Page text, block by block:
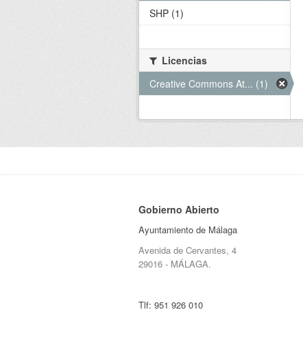
SHP (1)
Licencias
Creative Commons At... (1)
Gobierno Abierto
Ayuntamiento de Málaga
Avenida de Cervantes, 4
29016 - MÁLAGA.
Tlf: 951 926 010